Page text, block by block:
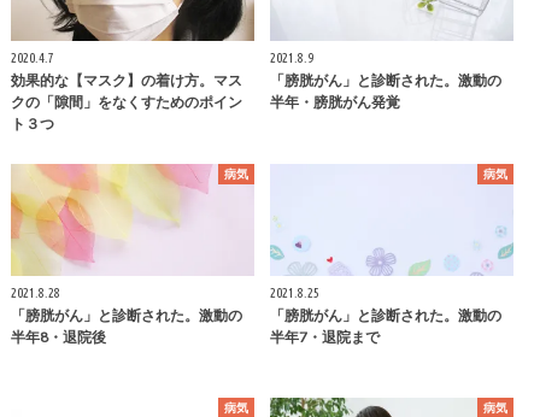
2020.4.7
効果的な【マスク】の着け方。マス
クの「隙間」をなくすためのポイン
ト３つ
2021.8.9
「膀胱がん」と診断された。激動の
半年・膀胱がん発覚
病気
2021.8.28
「膀胱がん」と診断された。激動の
半年8・退院後
病気
2021.8.25
「膀胱がん」と診断された。激動の
半年7・退院まで
病気 病気